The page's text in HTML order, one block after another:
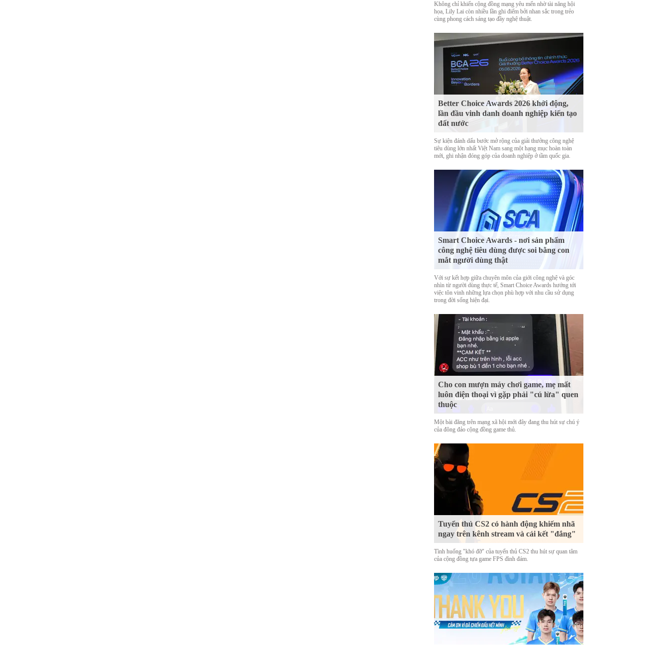
Không chỉ khiến cộng đồng mạng yêu mến nhờ tài năng hội
họa, Lily Lai còn nhiều lần ghi điểm bởi nhan sắc trong trẻo
cùng phong cách sáng tạo đầy nghệ thuật.
Better Choice Awards 2026 khởi động,
lần đầu vinh danh doanh nghiệp kiến tạo
đất nước
Sự kiện đánh dấu bước mở rộng của giải thưởng công nghệ
tiêu dùng lớn nhất Việt Nam sang một hạng mục hoàn toàn
mới, ghi nhận đóng góp của doanh nghiệp ở tầm quốc gia.
Smart Choice Awards - nơi sản phẩm
công nghệ tiêu dùng được soi bằng con
mắt người dùng thật
Với sự kết hợp giữa chuyên môn của giới công nghệ và góc
nhìn từ người dùng thực tế, Smart Choice Awards hướng tới
việc tôn vinh những lựa chọn phù hợp với nhu cầu sử dụng
trong đời sống hiện đại.
Cho con mượn máy chơi game, mẹ mất
luôn điện thoại vì gặp phải "cú lừa" quen
thuộc
Một bài đăng trên mạng xã hội mới đây đang thu hút sự chú ý
của đông đảo cộng đồng game thủ.
Tuyển thủ CS2 có hành động khiếm nhã
ngay trên kênh stream và cái kết "đắng"
Tình huống "khó đỡ" của tuyển thủ CS2 thu hút sự quan tâm
của cộng đồng tựa game FPS đình đám.